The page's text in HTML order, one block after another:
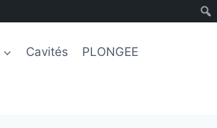
Cavités PLONGEE